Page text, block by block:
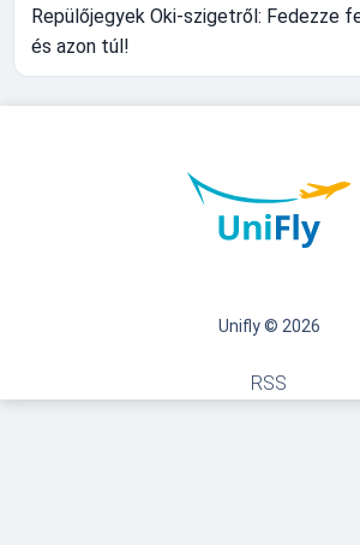
Repülőjegyek Oki-szigetről: Fedezze
és azon túl!
Unifly © 2026
RSS